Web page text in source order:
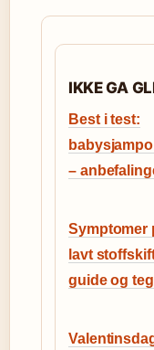
IKKE GA
Best i test:
–
Symptomer
lavt
guide og